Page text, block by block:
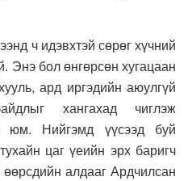
ч идэвхтэй сөрөг хүчний
Энэ бол өнгөрсөн хугацаан
ард иргэдийн аюулгүй
хангахад чиглэж
юм. Нийгэмд үүсээд буй
цаг үеийн эрх баригч
алдааг Ардчилсан